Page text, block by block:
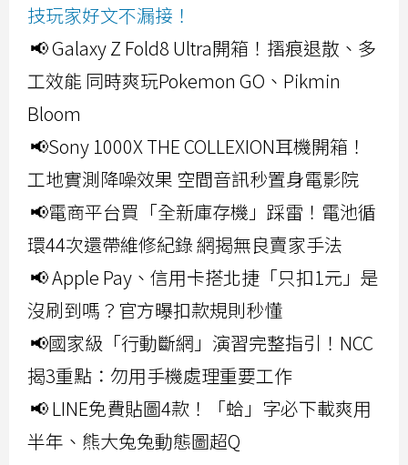
技玩家好文不漏接！
📢 Galaxy Z Fold8 Ultra開箱！摺痕退散、多
工效能 同時爽玩Pokemon GO、Pikmin
Bloom
📢Sony 1000X THE COLLEXION耳機開箱！
工地實測降噪效果 空間音訊秒置身電影院
📢電商平台買「全新庫存機」踩雷！電池循
環44次還帶維修紀錄 網揭無良賣家手法
📢 Apple Pay、信用卡搭北捷「只扣1元」是
沒刷到嗎？官方曝扣款規則秒懂
📢國家級「行動斷網」演習完整指引！NCC
揭3重點：勿用手機處理重要工作
📢 LINE免費貼圖4款！「蛤」字必下載爽用
半年、熊大兔兔動態圖超Q